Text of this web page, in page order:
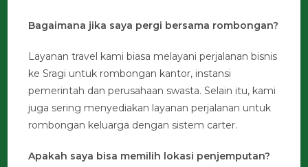
Bagaimana jika saya pergi bersama rombongan?
Layanan travel kami biasa melayani perjalanan bisnis
ke Sragi untuk rombongan kantor, instansi
pemerintah dan perusahaan swasta. Selain itu, kami
juga sering menyediakan layanan perjalanan untuk
rombongan keluarga dengan sistem carter.
Apakah saya bisa memilih lokasi penjemputan?